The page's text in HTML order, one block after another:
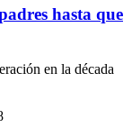
hasta que
en la década